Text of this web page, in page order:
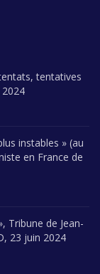
tentatives
instables » (au
en France de
Tribune de Jean-
23 juin 2024